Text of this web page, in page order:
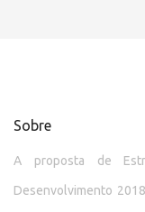
Sobre
A proposta de
Desenvolvimento